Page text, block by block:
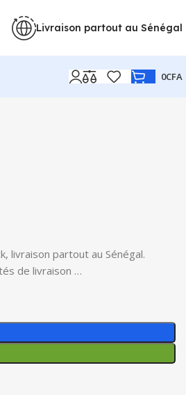
Livraison partout au Sénégal
0CFA
livraison partout au Sénégal.
de livraison …